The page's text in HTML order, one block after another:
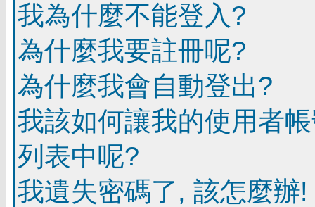
我為什麼不能登入?
為什麼我要註冊呢?
為什麼我會自動登出?
我該如何讓我的使用者
列表中呢?
我遺失密碼了, 該怎麼辦!